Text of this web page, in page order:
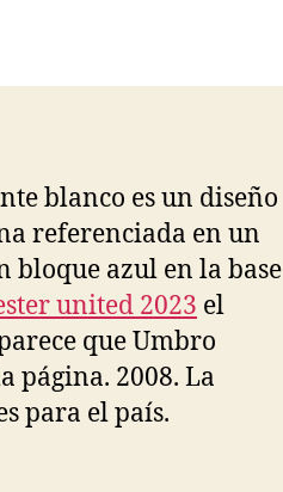
blanco es un diseño
referenciada en un
bloque azul en la base
united 2023 el
que Umbro
página. 2008. La
para el país.